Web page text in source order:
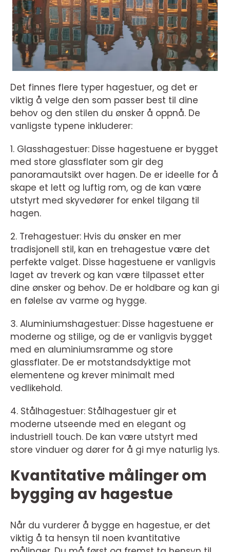
Det finnes flere typer hagestuer, og det er
viktig å velge den som passer best til dine
behov og den stilen du ønsker å oppnå. De
vanligste typene inkluderer:
1. Glasshagestuer: Disse hagestuene er bygget
med store glassflater som gir deg
panoramautsikt over hagen. De er ideelle for å
skape et lett og luftig rom, og de kan være
utstyrt med skyvedører for enkel tilgang til
hagen.
2. Trehagestuer: Hvis du ønsker en mer
tradisjonell stil, kan en trehagestue være det
perfekte valget. Disse hagestuene er vanligvis
laget av treverk og kan være tilpasset etter
dine ønsker og behov. De er holdbare og kan gi
en følelse av varme og hygge.
3. Aluminiumshagestuer: Disse hagestuene er
moderne og stilige, og de er vanligvis bygget
med en aluminiumsramme og store
glassflater. De er motstandsdyktige mot
elementene og krever minimalt med
vedlikehold.
4. Stålhagestuer: Stålhagestuer gir et
moderne utseende med en elegant og
industriell touch. De kan være utstyrt med
store vinduer og dører for å gi mye naturlig lys.
Kvantitative målinger om
bygging av hagestue
Når du vurderer å bygge en hagestue, er det
viktig å ta hensyn til noen kvantitative